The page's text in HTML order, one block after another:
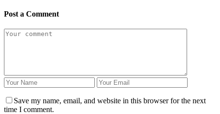
Post a Comment
Save my name, email, and website in this browser for the next
time I comment.